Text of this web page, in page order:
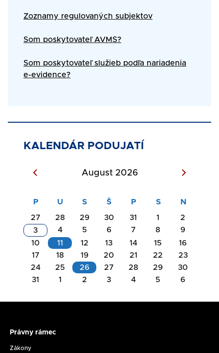
Zoznamy regulovaných subjektov
Som poskytovateľ AVMS?
Som poskytovateľ služieb podľa nariadenia
e-evidence?
KALENDÁR PODUJATÍ
August 2026
27 28 29 30 31 1
2
3
4 5 6 7 8
9
10
11 12 13 14 15
16
17
18 19 20 21 22
23
24
25 26 27 28 29
30
31
1 2 3 4 5 6
rámec
Právny rámec
Zákony
Akcie
na
11.08.2026
na